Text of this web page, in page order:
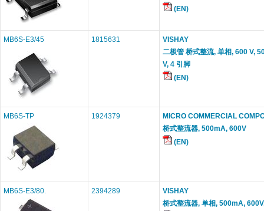
(EN)
MB6S-E3/45 1815631
VISHAY
二极管 桥式整流, 单相, 600 V,
V, 4 引脚
(EN)
MB6S-TP 1924379
MICRO COMMERCIAL
桥式整流器, 500mA, 600V
(EN)
MB6S-E3/80. 2394289
VISHAY
桥式整流器, 单相, 500mA,